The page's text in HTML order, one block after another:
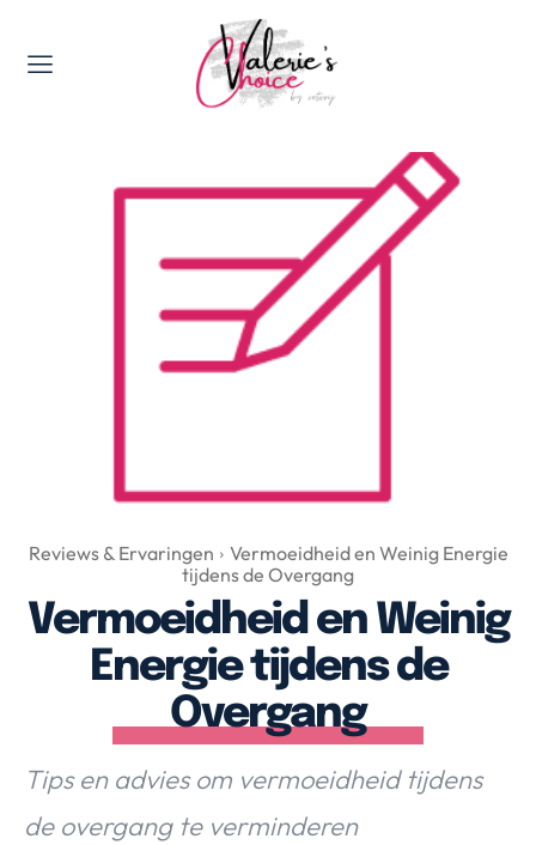
Valerie's Topics
Food & Drinks
Happyness & Opmerkelijk
Lifestyle, Sport & Duurzaamheid
Gadgets & Tech
Top 5 van Valerie
Health & Beauty
Over Valerie
Over Valerie
De Top 5
Contact
VALERIE'S CHOICE
Health & Beauty Gadgets
Reviews & Ervaringen
Vermoeidheid en Weinig Energie
tijdens de Overgang
Vermoeidheid en Weinig
Energie tijdens de
Overgang
Tips en advies om vermoeidheid tijdens
de overgang te verminderen